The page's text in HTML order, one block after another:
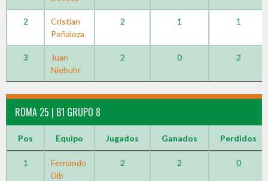
2
Cristian
Peñaloza
2 1 1
3
Juan
Niebuhr
2 0 2
ROMA 25 | B1 GRUPO 8
Pos Equipo Jugados Ganados Perdidos
1
Fernando
Dib
2 2 0